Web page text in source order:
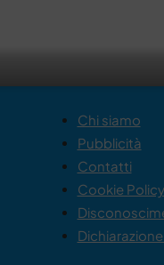
Chi siamo
Pubblicità
Contatti
Cookie Policy